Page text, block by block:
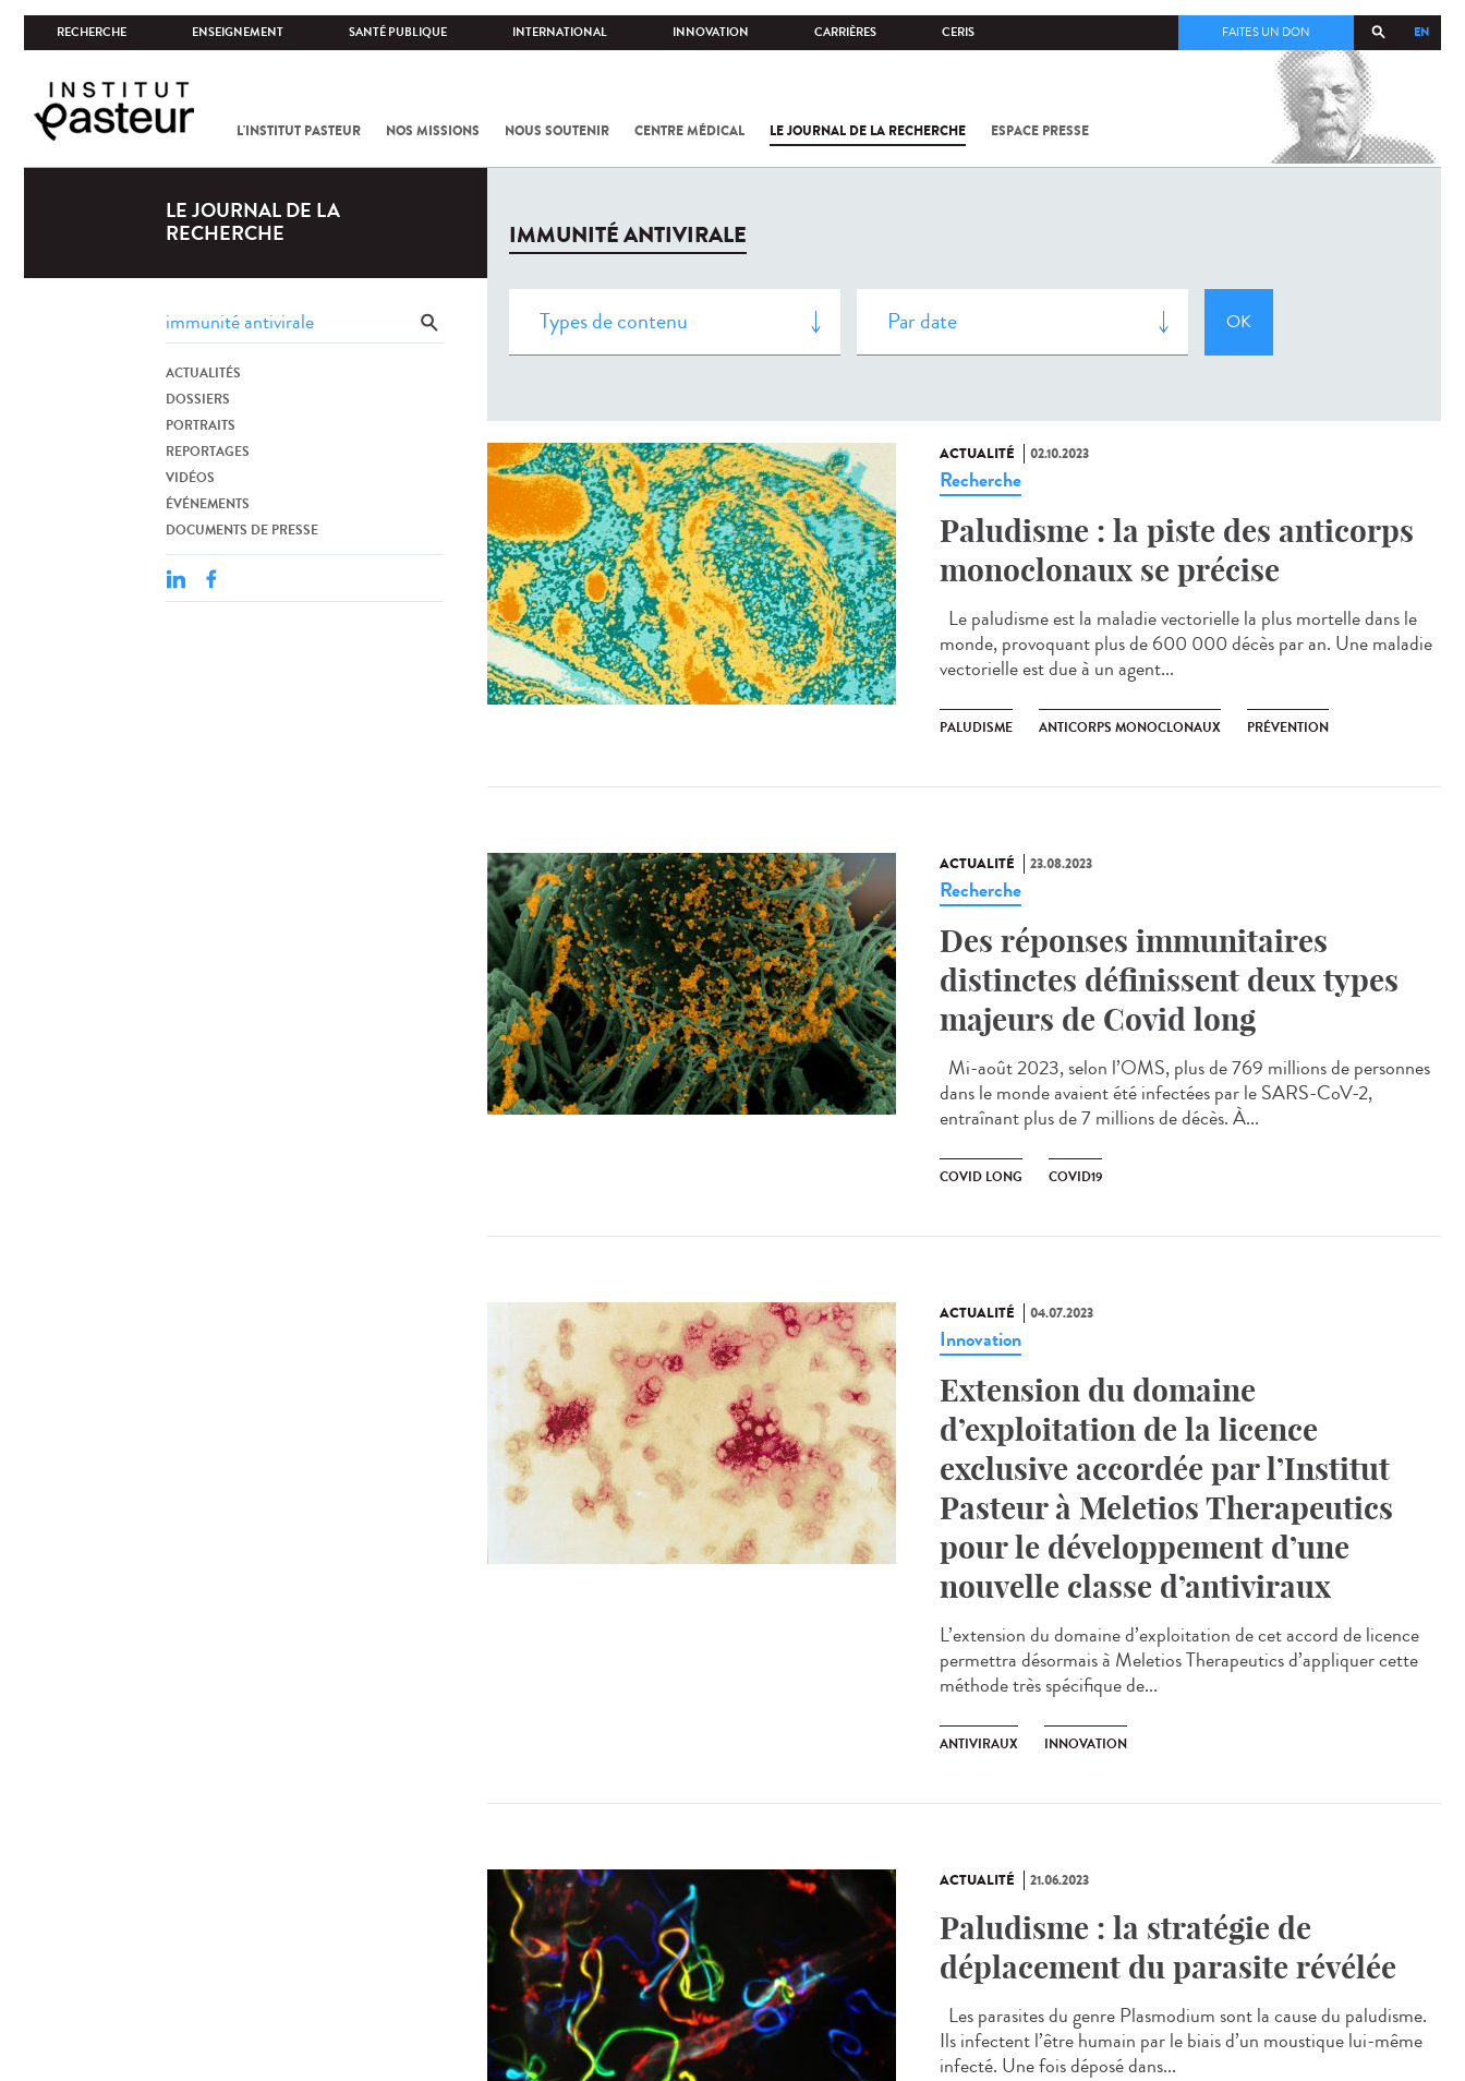
RECHERCHE ENSEIGNEMENT SANTÉ PUBLIQUE INTERNATIONAL INNOVATION CARRIÈRES CERIS EN
FAITES UN DON
L'INSTITUT PASTEUR NOS MISSIONS NOUS SOUTENIR CENTRE MÉDICAL LE JOURNAL DE LA RECHERCHE ESPACE PRESSE
COV-2 /
LE JOURNAL DE LA
RECHERCHE
ACTUALITÉS
DOSSIERS
PORTRAITS
REPORTAGES
VIDÉOS
ÉVÉNEMENTS
DOCUMENTS DE PRESSE
IMMUNITÉ ANTIVIRALE
ACTUALITÉ 02.10.2023
Recherche
Paludisme : la piste des anticorps
monoclonaux se précise
Le paludisme est la maladie vectorielle la plus mortelle dans le
monde, provoquant plus de 600 000 décès par an. Une maladie
vectorielle est due à un agent...
PALUDISME ANTICORPS MONOCLONAUX PRÉVENTION
ACTUALITÉ 23.08.2023
Recherche
Des réponses immunitaires
distinctes définissent deux types
majeurs de Covid long
Mi-août 2023, selon l’OMS, plus de 769 millions de personnes
dans le monde avaient été infectées par le SARS-CoV-2,
entraînant plus de 7 millions de décès. À...
COVID LONG COVID19
ACTUALITÉ 04.07.2023
Innovation
Extension du domaine
d’exploitation de la licence
exclusive accordée par l’Institut
Pasteur à Meletios Therapeutics
pour le développement d’une
nouvelle classe d’antiviraux
L’extension du domaine d’exploitation de cet accord de licence
permettra désormais à Meletios Therapeutics d’appliquer cette
méthode très spécifique de...
ANTIVIRAUX INNOVATION
ACTUALITÉ 21.06.2023
Paludisme : la stratégie de
déplacement du parasite révélée
Les parasites du genre Plasmodium sont la cause du paludisme.
Ils infectent l’être humain par le biais d’un moustique lui-même
infecté. Une fois déposé dans...